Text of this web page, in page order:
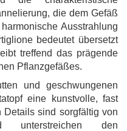
die dem Gefäß
Ausstrahlung
bedeutet übersetzt
treffend das prägende
Pflanzgefäßes.
und geschwungenen
eine kunstvolle, fast
sind sorgfältig von
unterstreichen den